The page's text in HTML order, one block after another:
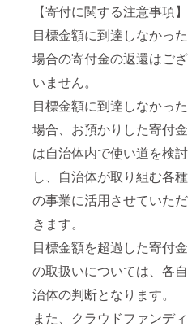
【寄付に関する注意事項】
目標金額に到達しなかった
場合の寄付金の返還はござ
いません。
目標金額に到達しなかった
場合、お預かりした寄付金
は自治体内で使い道を検討
し、自治体が取り組む各種
の事業に活用させていただ
きます。
目標金額を超過した寄付金
の取扱いについては、各自
治体の判断となります。
また、クラウドファンディ